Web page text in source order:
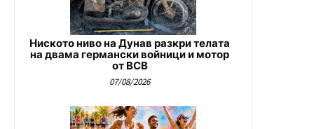
Ниското ниво на Дунав разкри телата
на двама германски войници и мотор
от ВСВ
07/08/2026